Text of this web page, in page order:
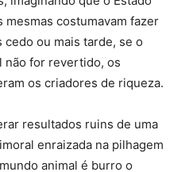
mesmas costumavam fazer
cedo ou mais tarde, se o
não for revertido, os
os criadores de riqueza.
resultados ruins de uma
enraizada na pilhagem
animal é burro o